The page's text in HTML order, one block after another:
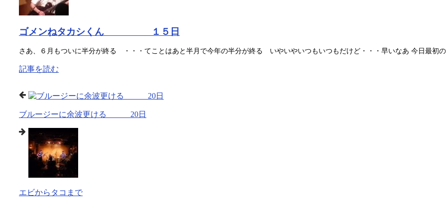
ゴメンねタカシくん １５日
さあ、６月もついに半分が終る ・・・てことはあと半月で今年の半分が終る いやいやいつもいつもだけど・・・早いなあ 今日最初
記事を読む
ブルージーに余波更ける 20日
エビからタコまで